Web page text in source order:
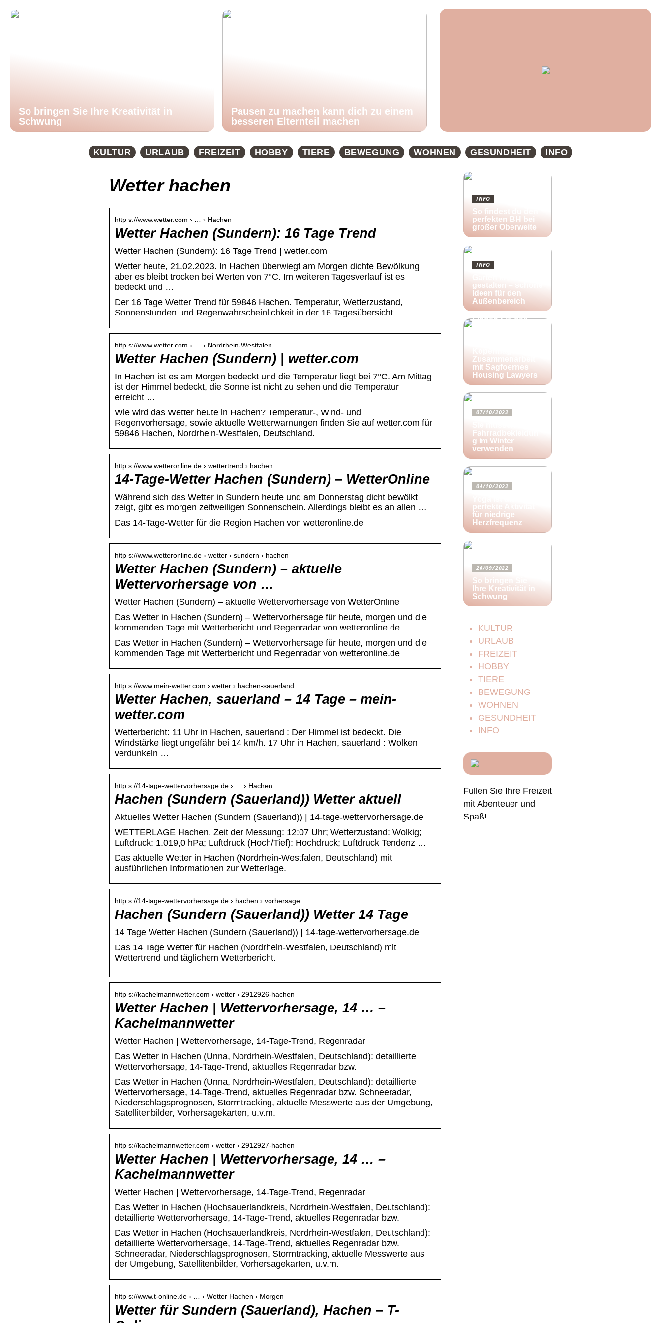
So bringen Sie Ihre Kreativität in
Schwung
Pausen zu machen kann dich zu einem
besseren Elternteil machen
KULTUR URLAUB FREIZEIT HOBBY TIERE BEWEGUNG WOHNEN GESUNDHEIT INFO
Wetter hachen
http s://www.wetter.com › … › Hachen
Wetter Hachen (Sundern): 16 Tage Trend
Wetter Hachen (Sundern): 16 Tage Trend | wetter.com
Wetter heute, 21.02.2023. In Hachen überwiegt am Morgen dichte Bewölkung
aber es bleibt trocken bei Werten von 7°C. Im weiteren Tagesverlauf ist es
bedeckt und …
Der 16 Tage Wetter Trend für 59846 Hachen. Temperatur, Wetterzustand,
Sonnenstunden und Regenwahrscheinlichkeit in der 16 Tagesübersicht.
http s://www.wetter.com › … › Nordrhein-Westfalen
Wetter Hachen (Sundern) | wetter.com
In Hachen ist es am Morgen bedeckt und die Temperatur liegt bei 7°C. Am Mittag
ist der Himmel bedeckt, die Sonne ist nicht zu sehen und die Temperatur
erreicht …
Wie wird das Wetter heute in Hachen? Temperatur-, Wind- und
Regenvorhersage, sowie aktuelle Wetterwarnungen finden Sie auf wetter.com für
59846 Hachen, Nordrhein-Westfalen, Deutschland.
http s://www.wetteronline.de › wettertrend › hachen
14-Tage-Wetter Hachen (Sundern) – WetterOnline
Während sich das Wetter in Sundern heute und am Donnerstag dicht bewölkt
zeigt, gibt es morgen zeitweiligen Sonnenschein. Allerdings bleibt es an allen …
Das 14-Tage-Wetter für die Region Hachen von wetteronline.de
http s://www.wetteronline.de › wetter › sundern › hachen
Wetter Hachen (Sundern) – aktuelle
Wettervorhersage von …
Wetter Hachen (Sundern) – aktuelle Wettervorhersage von WetterOnline
Das Wetter in Hachen (Sundern) – Wettervorhersage für heute, morgen und die
kommenden Tage mit Wetterbericht und Regenradar von wetteronline.de.
Das Wetter in Hachen (Sundern) – Wettervorhersage für heute, morgen und die
kommenden Tage mit Wetterbericht und Regenradar von wetteronline.de
http s://www.mein-wetter.com › wetter › hachen-sauerland
Wetter Hachen, sauerland – 14 Tage – mein-
wetter.com
Wetterbericht: 11 Uhr in Hachen, sauerland : Der Himmel ist bedeckt. Die
Windstärke liegt ungefähr bei 14 km/h. 17 Uhr in Hachen, sauerland : Wolken
verdunkeln …
http s://14-tage-wettervorhersage.de › … › Hachen
Hachen (Sundern (Sauerland)) Wetter aktuell
Aktuelles Wetter Hachen (Sundern (Sauerland)) | 14-tage-wettervorhersage.de
WETTERLAGE Hachen. Zeit der Messung: 12:07 Uhr; Wetterzustand: Wolkig;
Luftdruck: 1.019,0 hPa; Luftdruck (Hoch/Tief): Hochdruck; Luftdruck Tendenz …
Das aktuelle Wetter in Hachen (Nordrhein-Westfalen, Deutschland) mit
ausführlichen Informationen zur Wetterlage.
http s://14-tage-wettervorhersage.de › hachen › vorhersage
Hachen (Sundern (Sauerland)) Wetter 14 Tage
14 Tage Wetter Hachen (Sundern (Sauerland)) | 14-tage-wettervorhersage.de
Das 14 Tage Wetter für Hachen (Nordrhein-Westfalen, Deutschland) mit
Wettertrend und täglichem Wetterbericht.
http s://kachelmannwetter.com › wetter › 2912926-hachen
Wetter Hachen | Wettervorhersage, 14 … –
Kachelmannwetter
Wetter Hachen | Wettervorhersage, 14-Tage-Trend, Regenradar
Das Wetter in Hachen (Unna, Nordrhein-Westfalen, Deutschland): detaillierte
Wettervorhersage, 14-Tage-Trend, aktuelles Regenradar bzw.
Das Wetter in Hachen (Unna, Nordrhein-Westfalen, Deutschland): detaillierte
Wettervorhersage, 14-Tage-Trend, aktuelles Regenradar bzw. Schneeradar,
Niederschlagsprognosen, Stormtracking, aktuelle Messwerte aus der Umgebung,
Satellitenbilder, Vorhersagekarten, u.v.m.
http s://kachelmannwetter.com › wetter › 2912927-hachen
Wetter Hachen | Wettervorhersage, 14 … –
Kachelmannwetter
Wetter Hachen | Wettervorhersage, 14-Tage-Trend, Regenradar
Das Wetter in Hachen (Hochsauerlandkreis, Nordrhein-Westfalen, Deutschland):
detaillierte Wettervorhersage, 14-Tage-Trend, aktuelles Regenradar bzw.
Das Wetter in Hachen (Hochsauerlandkreis, Nordrhein-Westfalen, Deutschland):
detaillierte Wettervorhersage, 14-Tage-Trend, aktuelles Regenradar bzw.
Schneeradar, Niederschlagsprognosen, Stormtracking, aktuelle Messwerte aus
der Umgebung, Satellitenbilder, Vorhersagekarten, u.v.m.
http s://www.t-online.de › … › Wetter Hachen › Morgen
Wetter für Sundern (Sauerland), Hachen – T-
INFO
So findest du den
perfekten BH bei
großer Oberweite
INFO
gestalten – schöne
Ideen für den
Außenbereich
Finden Sie das
Zusammenarbeit
mit Sagfoernes
Housing Lawyers
07/10/2022
Fahrradbekleidun
g im Winter
verwenden
04/10/2022
perfekte Aktivität
für niedrige
Herzfrequenz
26/09/2022
So bringen Sie
Ihre Kreativität in
Schwung
KULTUR
URLAUB
FREIZEIT
HOBBY
TIERE
BEWEGUNG
WOHNEN
GESUNDHEIT
INFO
Füllen Sie Ihre Freizeit
mit Abenteuer und
Spaß!